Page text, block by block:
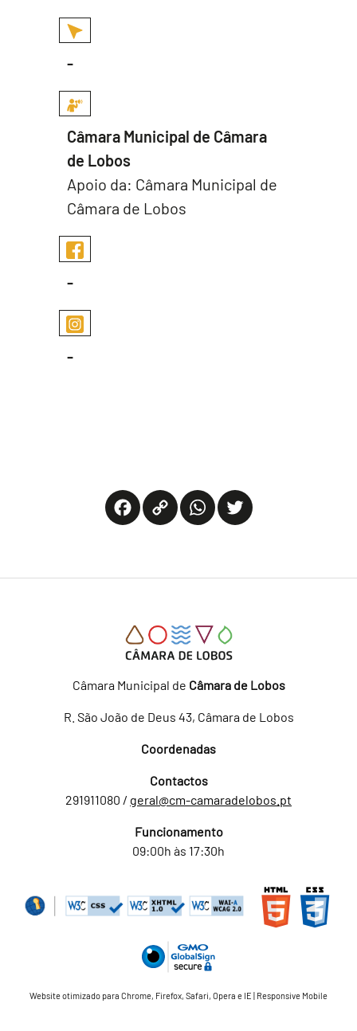
-
Câmara Municipal de Câmara
de Lobos
Apoio da: Câmara Municipal de
Câmara de Lobos
-
-
Facebook
Copy
WhatsApp
Câmara Municipal de Câmara de Lobos
R. São João de Deus 43, Câmara de Lobos
Coordenadas
Contactos
291911080 / geral@cm-camaradelobos.pt
Funcionamento
09:00h às 17:30h
Website otimizado para Chrome, Firefox, Safari, Opera e IE | Responsive Mobile